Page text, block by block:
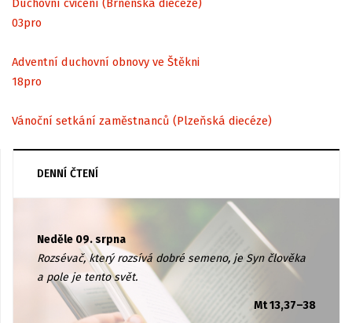
03pro
Adventní duchovní obnovy ve Štěkni
18pro
Vánoční setkání zaměstnanců (Plzeňská diecéze)
DENNÍ ČTENÍ
Neděle 09. srpna
Rozsévač, který rozsívá dobré semeno, je Syn člověka
a pole je tento svět.
Mt 13,37–38